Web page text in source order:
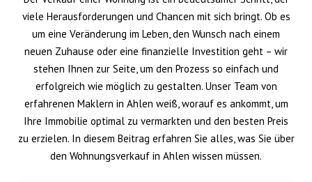
viele Herausforderungen und Chancen mit sich bringt. Ob es
um eine Veränderung im Leben, den Wunsch nach einem
neuen Zuhause oder eine finanzielle Investition geht – wir
stehen Ihnen zur Seite, um den Prozess so einfach und
erfolgreich wie möglich zu gestalten. Unser Team von
erfahrenen Maklern in Ahlen weiß, worauf es ankommt, um
Ihre Immobilie optimal zu vermarkten und den besten Preis
zu erzielen. In diesem Beitrag erfahren Sie alles, was Sie über
den Wohnungsverkauf in Ahlen wissen müssen.